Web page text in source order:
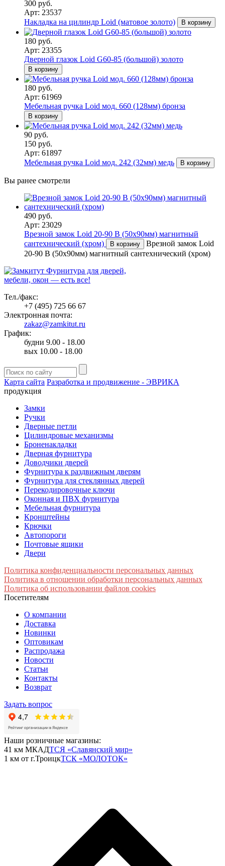
300 руб.
Арт: 23537
Накладка на цилиндр Loid (матовое золото)
В корзину
180 руб.
Арт: 23355
Дверной глазок Loid G60-85 (большой) золото
В корзину
180 руб.
Арт: 61969
Мебельная ручка Loid мод. 660 (128мм) бронза
В корзину
90 руб.
150 руб.
Арт: 61897
Мебельная ручка Loid мод. 242 (32мм) медь
В корзину
Вы ранее смотрели
490 руб.
Арт: 23029
Врезной замок Loid 20-90 B (50х90мм) магнитный
сантехнический (хром)
В корзину
Врезной замок Loid
20-90 B (50х90мм) магнитный сантехнический (хром)
Фурнитура для дверей,
мебели, окон — есть все!
Тел./факс:
+7 (495) 725 66 67
Электронная почта:
zakaz@zamkitut.ru
График:
будни 9.00 - 18.00
вых 10.00 - 18.00
Карта сайта Разработка и продвижение - ЭВРИКА
продукция
Замки
Ручки
Дверные петли
Цилиндровые механизмы
Броненакладки
Дверная фурнитура
Доводчики дверей
Фурнитура к раздвижным дверям
Фурнитура для стеклянных дверей
Перекодировочные ключи
Оконная и ПВХ фурнитура
Мебельная фурнитура
Кронштейны
Крючки
Автопороги
Почтовые ящики
Двери
Политика конфиденциальности персональных данных
Политика в отношении обработки персональных данных
Политика об использовании файлов cookies
Посетителям
О компании
Доставка
Новинки
Оптовикам
Распродажа
Новости
Статьи
Контакты
Возврат
Задать вопрос
Наши розничные магазины:
41 км МКАДТСЯ «Славянский мир»
1 км от г.ТроицкТСК «МОЛОТОК»